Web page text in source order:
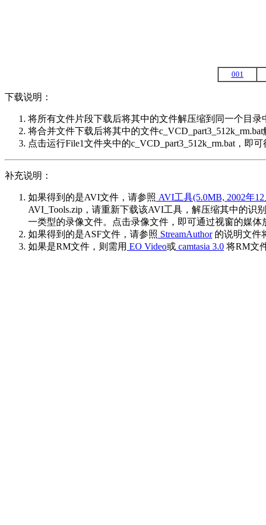
001
下载说明：
将所有文件片段下载后将其中的文件解压缩到同一个目录
将合并文件下载后将其中的文件c_VCD_part3_512k_rm.bat
点击运行File1文件夹中的c_VCD_part3_512k_rm.bat，即
补充说明：
如果得到的是AVI文件，请参照 AVI工具(5.0MB, 2002年
AVI_Tools.zip，请重新下载该AVI工具，解压缩其中的识
一类型的录像文件。点击录像文件，即可通过视窗的媒体
如果得到的是ASF文件，请参照 StreamAuthor的说明文件
如果是RM文件，则需用 EO Video或 camtasia 3.0 将RM文